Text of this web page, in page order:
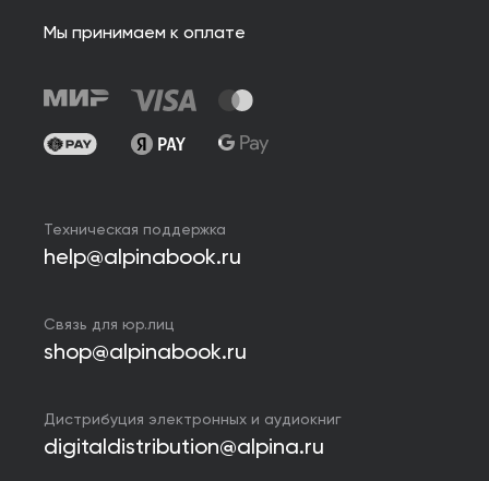
Мы принимаем к оплате
Техническая поддержка
help@alpinabook.ru
Связь для юр.лиц
shop@alpinabook.ru
Дистрибуция электронных и аудиокниг
digitaldistribution@alpina.ru